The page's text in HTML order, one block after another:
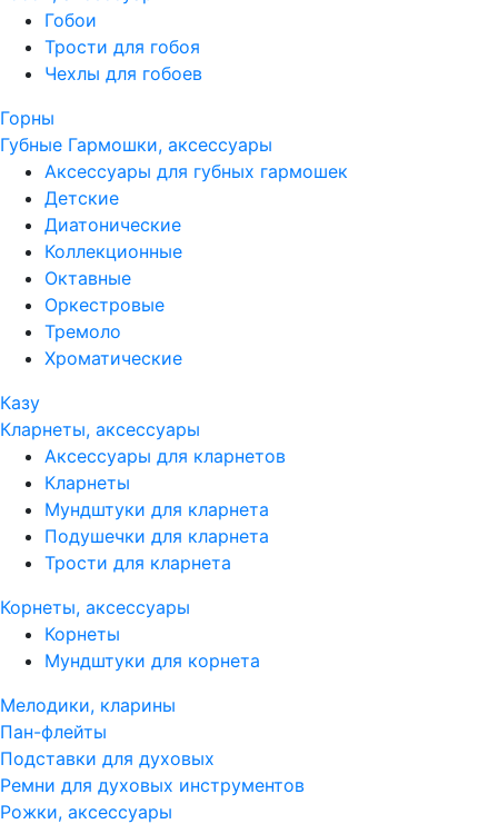
Гобои
Трости для гобоя
Чехлы для гобоев
Горны
Губные Гармошки, аксессуары
Аксессуары для губных гармошек
Детские
Диатонические
Коллекционные
Октавные
Оркестровые
Тремоло
Хроматические
Казу
Кларнеты, аксессуары
Аксессуары для кларнетов
Кларнеты
Мундштуки для кларнета
Подушечки для кларнета
Трости для кларнета
Корнеты, аксессуары
Корнеты
Мундштуки для корнета
Мелодики, кларины
Пан-флейты
Подставки для духовых
Ремни для духовых инструментов
Рожки, аксессуары